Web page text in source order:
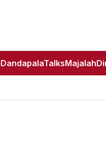
DandapalaTalksMajalah